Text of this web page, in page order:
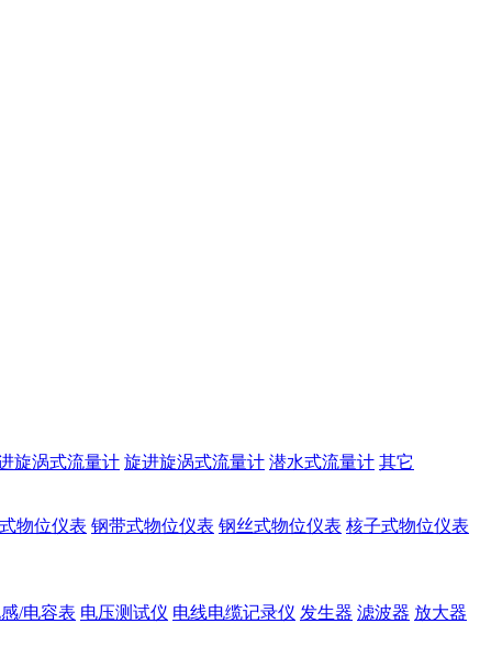
旋涡式流量计 旋进旋涡式流量计 潜水式流量计 其它
物位仪表 钢带式物位仪表 钢丝式物位仪表 核子式物位仪表
/电容表 电压测试仪 电线电缆记录仪 发生器 滤波器 放大器